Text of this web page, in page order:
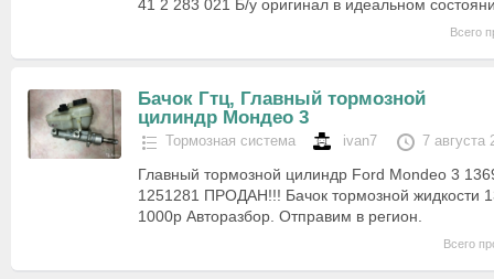
41 2 283 021 Б/у оригинал в идеальном
Всего
Бачок Гтц, Главный тормозной
цилиндр Мондео 3
Тормозная система ivan7 7 августа
Главный тормозной цилиндр Ford Mondeo 3
1251281 ПРОДАН!!! Бачок тормозной жидкости
1000р Авторазбор. Отправим в регион.
Всего